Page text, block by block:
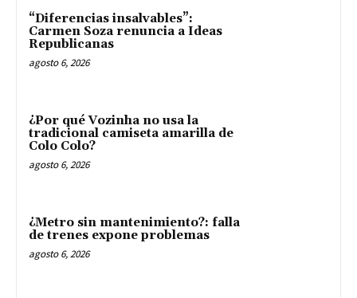
“Diferencias insalvables”:
Carmen Soza renuncia a Ideas
Republicanas
agosto 6, 2026
¿Por qué Vozinha no usa la
tradicional camiseta amarilla de
Colo Colo?
agosto 6, 2026
¿Metro sin mantenimiento?: falla
de trenes expone problemas
agosto 6, 2026